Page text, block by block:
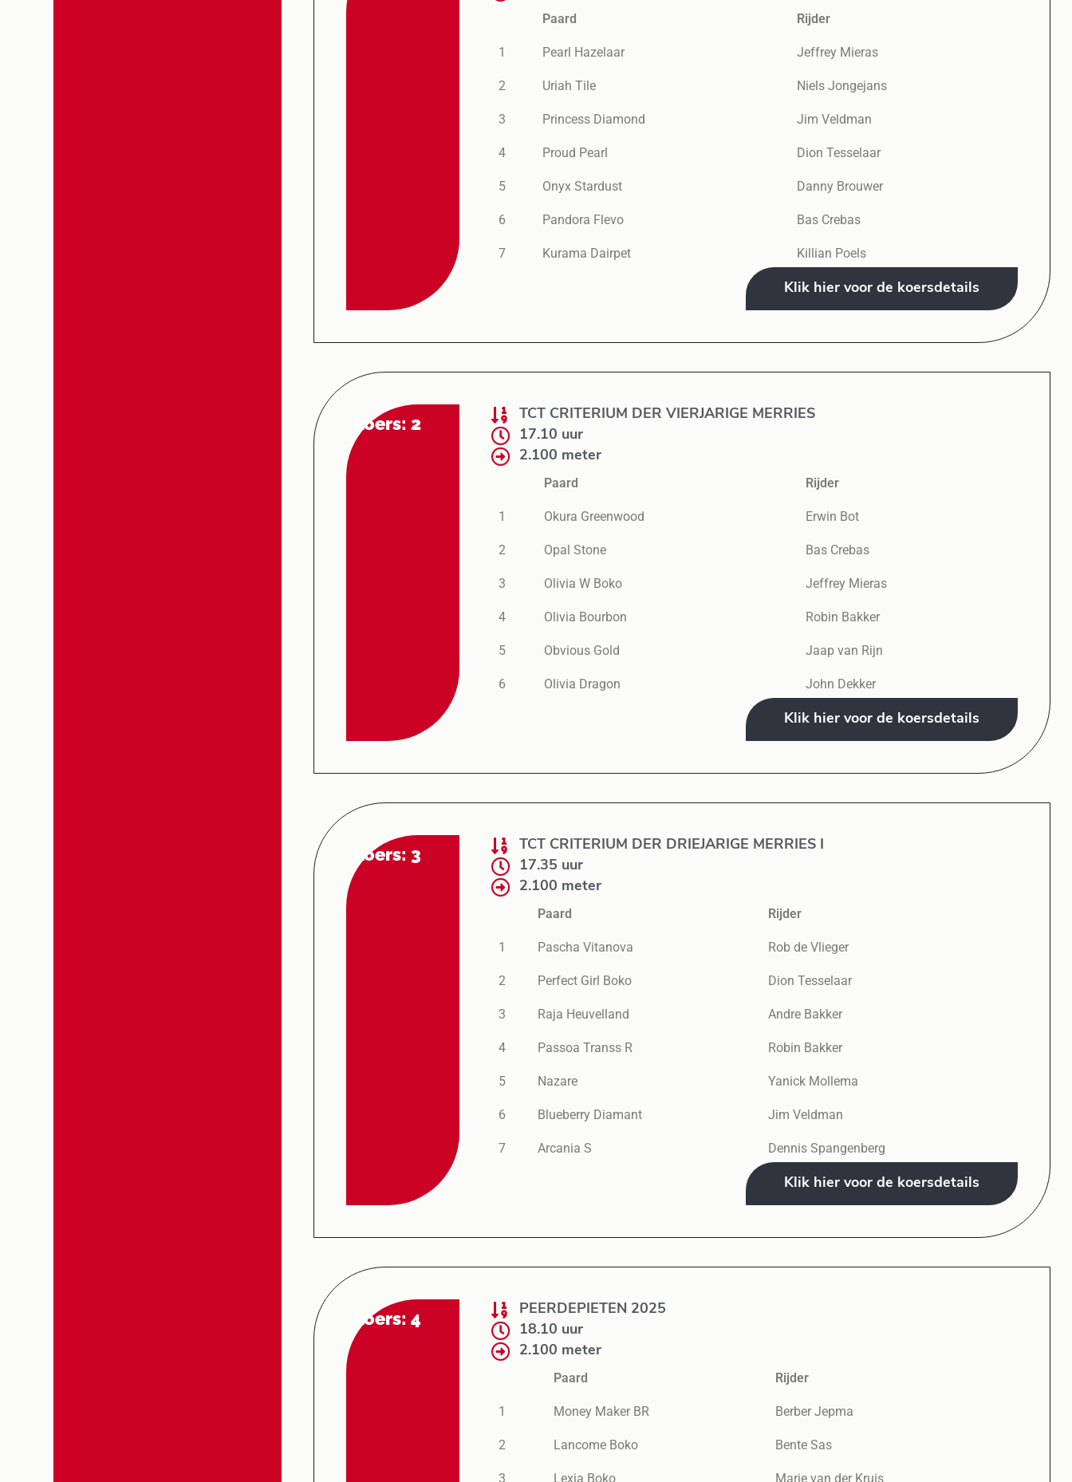
Paard
Rijder
1 Pearl Hazelaar Jeffrey Mieras
2 Uriah Tile Niels Jongejans
3 Princess Diamond Jim Veldman
4 Proud Pearl Dion Tesselaar
5 Onyx Stardust Danny Brouwer
6 Pandora Flevo Bas Crebas
7 Kurama Dairpet Killian Poels
Klik hier voor de koersdetails
koers: 2
TCT CRITERIUM DER VIERJARIGE MERRIES
17.10 uur
2.100 meter
Paard
Rijder
1 Okura Greenwood Erwin Bot
2 Opal Stone Bas Crebas
3 Olivia W Boko Jeffrey Mieras
4 Olivia Bourbon Robin Bakker
5 Obvious Gold Jaap van Rijn
6 Olivia Dragon John Dekker
Klik hier voor de koersdetails
koers: 3
TCT CRITERIUM DER DRIEJARIGE MERRIES I
17.35 uur
2.100 meter
Paard
Rijder
1 Pascha Vitanova Rob de Vlieger
2 Perfect Girl Boko Dion Tesselaar
3 Raja Heuvelland Andre Bakker
4 Passoa Transs R Robin Bakker
5 Nazare Yanick Mollema
6 Blueberry Diamant Jim Veldman
7 Arcania S Dennis Spangenberg
Klik hier voor de koersdetails
koers: 4
PEERDEPIETEN 2025
18.10 uur
2.100 meter
Paard
Rijder
1 Money Maker BR Berber Jepma
2 Lancome Boko Bente Sas
3 Lexia Boko Marie van der Kruis